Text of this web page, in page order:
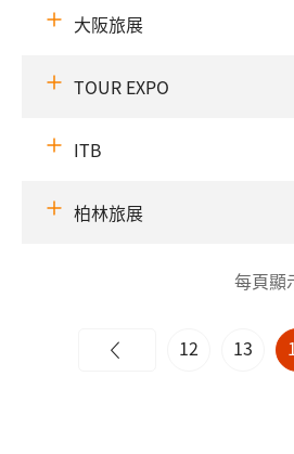
大阪旅展
TOUR EXPO
ITB
柏林旅展
每頁顯
12 13